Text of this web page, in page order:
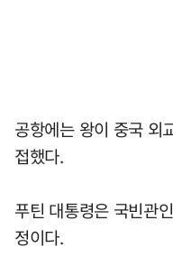
공항에는 왕이 중국 외
접했다.
푸틴 대통령은 국빈관
정이다.